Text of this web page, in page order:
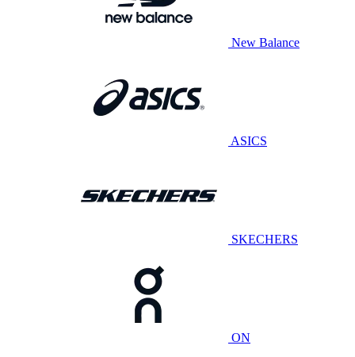
New Balance
ASICS
SKECHERS
ON